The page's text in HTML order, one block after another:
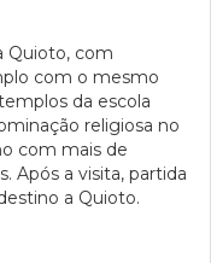
Quioto, com
com o mesmo
da escola
religiosa no
com mais de
Após a visita, partida
a Quioto.